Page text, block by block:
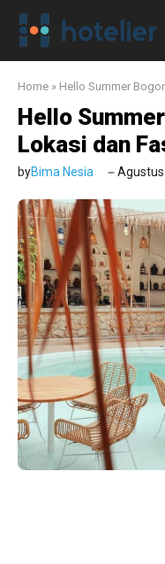
Langsung
Home » Hello Summer
Hello
Lokasi dan
byBima Nesia